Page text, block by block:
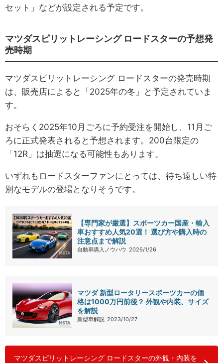
セット」などが設定される予定です。
マツダスピリットレーシング ロードスターの予想発
売時期
マツダスピリットレーシング ロードスターの発売時期
は、販売店によると「2025年の冬」と予定されていま
す。
おそらく2025年10月ごろに予約受注を開始し、11月ご
ろに正式発表されると予想されます。200台限定の
「12R」は抽選になる可能性もあります。
いずれもロードスターファンにとっては、待ち遠しい特
別なモデルの登場となりそうです。
【専門家が厳選】スポーツカー国産・輸入
車おすすめ人気20選！ 選び方や購入時の
注意点まで解説
自動車購入ノウハウ 2026/1/26
マツダ 新型ロータリースポーツカーの価
格は1000万円前後？ 外観や内装、サイズ
を解説
新型車解説 2023/10/27
マツダスピリットレーシング ロードスターの外観・内装を